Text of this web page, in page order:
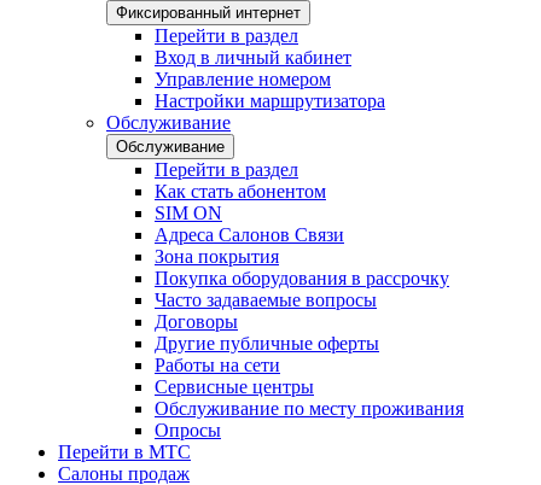
Фиксированный интернет
Перейти в раздел
Вход в личный кабинет
Управление номером
Настройки маршрутизатора
Обслуживание
Обслуживание
Перейти в раздел
Как стать абонентом
SIM ON
Адреса Салонов Связи
Зона покрытия
Покупка оборудования в рассрочку
Часто задаваемые вопросы
Договоры
Другие публичные оферты
Работы на сети
Сервисные центры
Обслуживание по месту проживания
Опросы
Перейти в МТС
Салоны продаж